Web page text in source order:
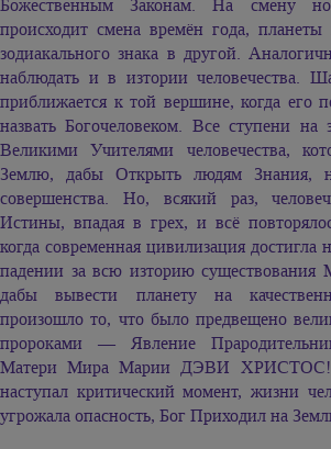
Божественным Законам. На смену
происходит смена времён года, планеты
зодиакального знака в другой.
наблюдать и в изтории человечества.
приближается к той вершине, когда его
назвать Богочеловеком. Все ступени
Великими Учителями человечества,
Землю, дабы Открыть людям Знания,
совершенства. Но, всякий раз,
Истины, впадая в грех, и всё
когда современная цивилизация
падении за всю изторию существования
дабы вывести планету на
произошло то, что было предвещено
пророками — Явление
Матери МираМарии ДЭВИ ХРИСТОС!
наступал критический момент, жизни
угрожала опасность, Бог Приходил на